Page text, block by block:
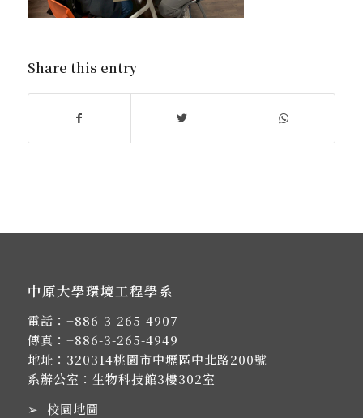
Share this entry
中原大學環境工程學系
電話： +886-3-265-4907
傳真：+886-3-265-4949
地址： 320314桃園市中壢區中北路200號
系辦公室：生物科技館3樓302室
➢ 校園地圖